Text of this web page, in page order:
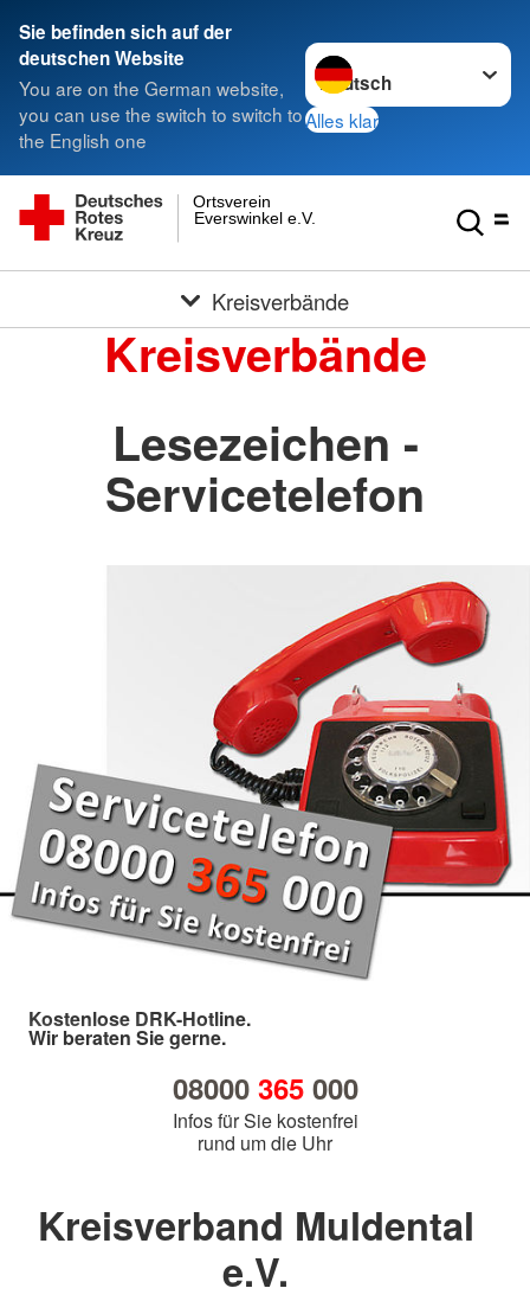
Sie befinden sich auf der
deutschen Website
You are on the German website,
you can use the switch to switch to
the English one
Sprache wechseln zu
Alles klar
Everswinkel e.V.
Ortsverein
Kreisverbände
Kreisverbände
Lesezeichen -
Servicetelefon
Kostenlose DRK-Hotline.
Wir beraten Sie gerne.
08000 365000
Infos für Sie kostenfrei
rund um die Uhr
Kreisverband Muldental
e.V.